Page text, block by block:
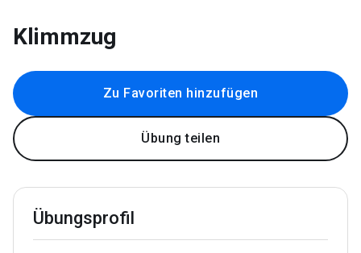
Klimmzug
Zu Favoriten hinzufügen
Übung teilen
Übungsprofil